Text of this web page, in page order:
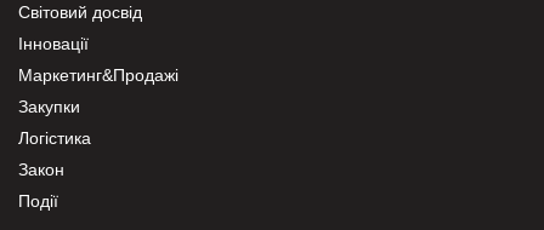
Світовий досвід
Інновації
Маркетинг&Продажі
Закупки
Логістика
Закон
Події